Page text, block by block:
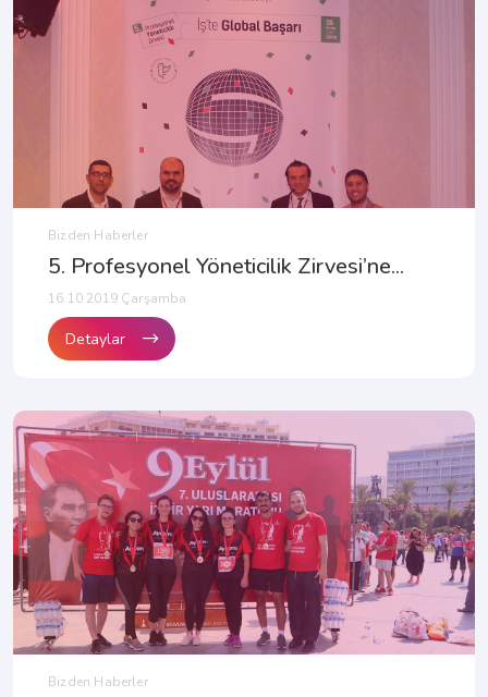
Bizden Haberler
5. Profesyonel Yöneticilik Zirvesi’ne...
16.10.2019 Çarşamba
Detaylar
Bizden Haberler